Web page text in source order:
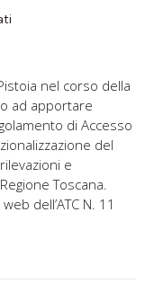
nel corso della
ad apportare
di Accesso
del
e
Toscana.
dell’ATC N. 11